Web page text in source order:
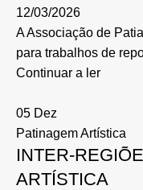
12/03/2026
A Associação de
para trabalhos de
Continuar a ler
05 Dez
Patinagem Artística
INTER-
ARTÍSTICA